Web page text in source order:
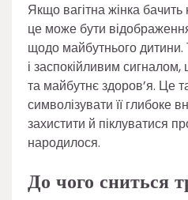
Якщо вагітна жінка
це може бути
щодо майбутнього
і заспокійливим
та майбутнє здоров’я. Це
символізувати її глибоке
захистити й піклуватися
народилося.
До чого сниться